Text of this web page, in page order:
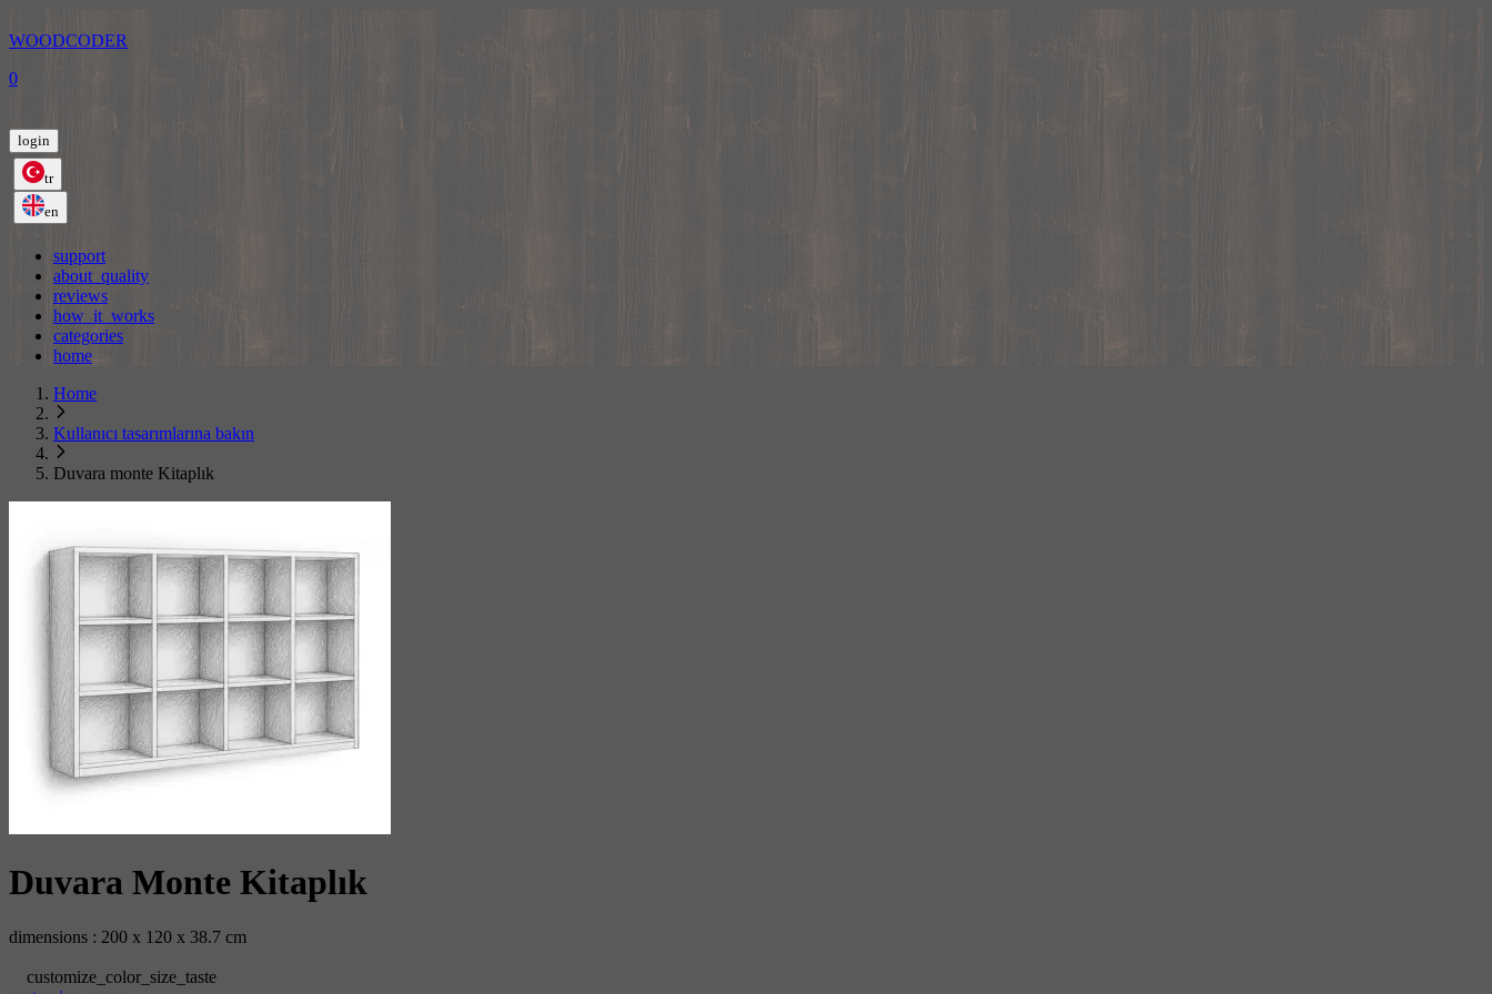
WOODCODER
0
login
tr
en
support
about_quality
reviews
how_it_works
categories
home
Home
Kullanıcı tasarımlarına bakın
Duvara monte Kitaplık
Duvara Monte Kitaplık
dimensions : 200 x 120 x 38.7 cm
customize_color_size_taste